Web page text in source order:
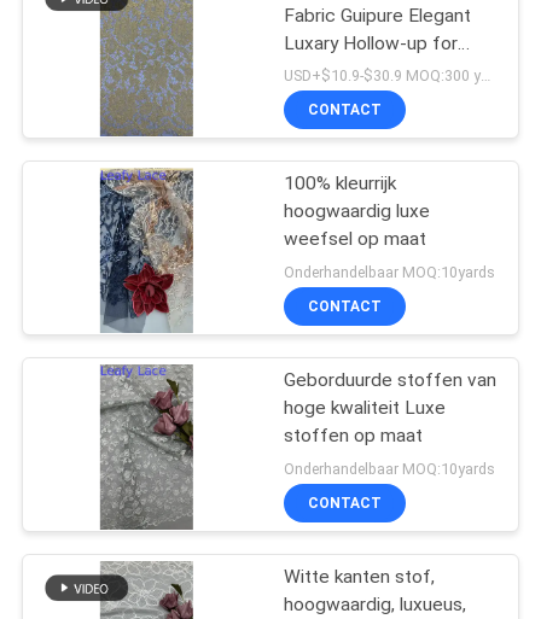
Tulle Mesh Fabric
folie gedrukte stof
20
Fabric Guipure Elegant
Luxary Hollow-up for
Bridal Wedding Dress
USD+$10.9-$30.9 MOQ:300 yard
CONTACT
100% kleurrijk
hoogwaardig luxe
weefsel op maat
Onderhandelbaar MOQ:10yards
CONTACT
Geborduurde stoffen van
hoge kwaliteit Luxe
stoffen op maat
Onderhandelbaar MOQ:10yards
CONTACT
Witte kanten stof,
hoogwaardig, luxueus,